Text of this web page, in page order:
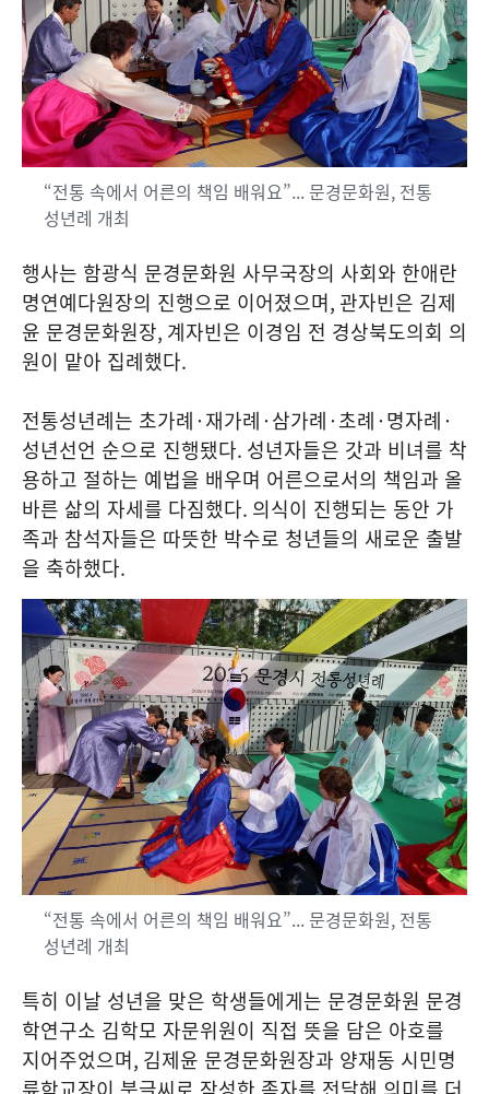
“전통 속에서 어른의 책임 배워요”... 문경문화원, 전통
성년례 개최
행사는 함광식 문경문화원 사무국장의 사회와 한애란
명연예다원장의 진행으로 이어졌으며, 관자빈은 김제
윤 문경문화원장, 계자빈은 이경임 전 경상북도의회 의
원이 맡아 집례했다.
전통성년례는 초가례·재가례·삼가례·초례·명자례·
성년선언 순으로 진행됐다. 성년자들은 갓과 비녀를 착
용하고 절하는 예법을 배우며 어른으로서의 책임과 올
바른 삶의 자세를 다짐했다. 의식이 진행되는 동안 가
족과 참석자들은 따뜻한 박수로 청년들의 새로운 출발
을 축하했다.
“전통 속에서 어른의 책임 배워요”... 문경문화원, 전통
성년례 개최
특히 이날 성년을 맞은 학생들에게는 문경문화원 문경
학연구소 김학모 자문위원이 직접 뜻을 담은 아호를
지어주었으며, 김제윤 문경문화원장과 양재동 시민명